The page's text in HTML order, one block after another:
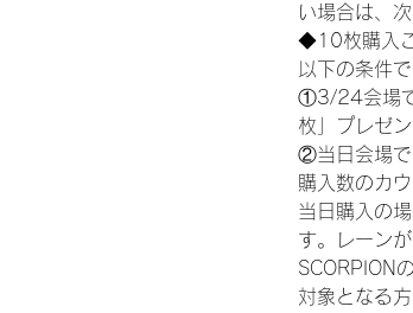
い場合は、
◆10枚購入
以下の条件
①3/24会場で
枚」プレゼ
②当日会場で
購入数のカ
当日購入の
す。レーン
SCORPION
対象となる